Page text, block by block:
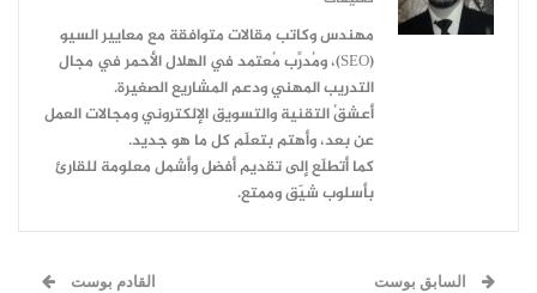
مهندس وكاتب مقالات متوافقة مع معايير السيو
(SEO)، ومُدرِّب مُعتمد في الهلال الأحمر في مجال
التدريب المهني ودعم المشاريع الصغيرة.
أعشقُ التقنية والتسويق الإلكتروني ومجالات العمل
عن بعد، وأهتم بتعلّم كل ما هو جديد.
كما أتطلّع إلى تقديم أفضل وأشمل معلومة للقارئ
بأسلوب شيّق وممتع.
السابق بوست القادم بوست